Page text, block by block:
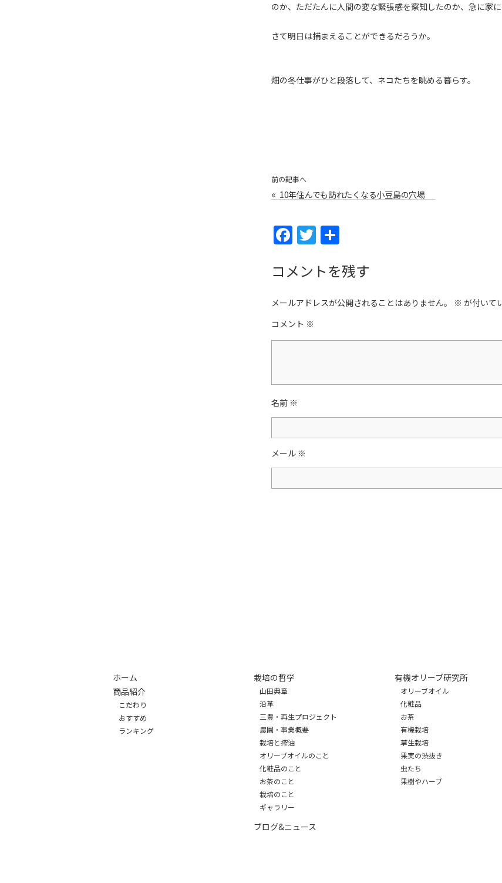
のか、ただたんに人間の変な緊張感を察知したのか、急に家に
さて明日は捕まえることができるだろうか。
畑の冬仕事がひと段落して、ネコたちを眺める暮らす。
前の記事へ
« 10年住んでも訪れたくなる小豆島の穴場
F
c
b
o
o
T
itt
コメントを残す
メールアドレスが公開されることはありません。 ※ が付いて
コメント ※
名前 ※
メール ※
ホーム
商品紹介
こだわり
おすすめ
ランキング
栽培の哲学
山田典章
沿革
三豊・再生プロジェクト
農園・事業概要
栽培と搾油
オリーブオイルのこと
化粧品のこと
お茶のこと
栽培のこと
ギャラリー
ブログ&ニュース
有機オリーブ研究所
オリーブオイル
化粧品
お茶
有機栽培
草生栽培
果実の渋抜き
虫たち
果樹やハーブ